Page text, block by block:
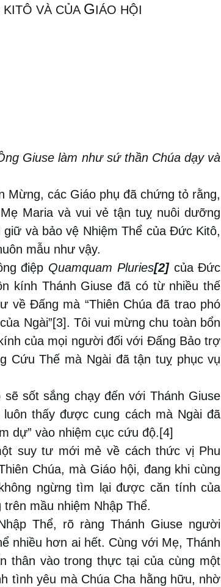
VÀ CỦA GIÁO HỘI
Giuse làm như sứ thần Chúa dạy và
Mừng, các Giáo phụ đã chứng tỏ rằng,
Maria và vui vẻ tận tuỵ nuôi dưỡng
và bảo vệ Nhiệm Thể của Đức Kitô,
mẫu như vậy.
điệp Quamquam Pluries[2]của Đức
kính Thánh Giuse đã có từ nhiều thế
về Đấng mà “Thiên Chúa đã trao phó
Ngài”[3]. Tôi vui mừng chu toàn bổn
của mọi người đối với Đấng Bảo trợ
Cứu Thế mà Ngài đã tận tuỵ phục vụ
sốt sắng chạy đến với Thánh Giuse
thấy được cung cách mà Ngài đã
dự” vào nhiệm cục cứu độ. [4]
suy tư mới mẻ về cách thức vị Phu
Chúa, mà Giáo hội, đang khi cùng
ngừng tìm lại được căn tính của
mầu nhiệm Nhập Thể.
Thể, rõ ràng Thánh Giuse người
nhiều hơn ai hết. Cùng với Mẹ, Thánh
thân vào trong thực tại của cùng một
tình yêu mà Chúa Cha hằng hữu, nhờ